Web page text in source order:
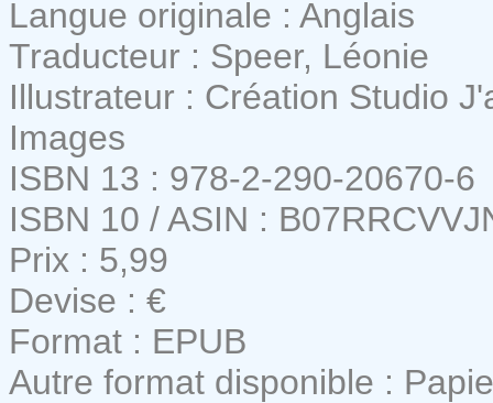
Langue originale : Anglais
Traducteur : Speer, Léonie
Illustrateur : Création Studio
Images
ISBN 13 : 978-2-290-20670-6
ISBN 10 / ASIN :
Prix : 5,99
Devise : €
Format : EPUB
Autre format disponible :